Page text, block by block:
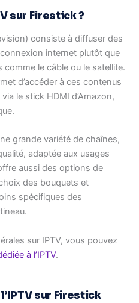
sur Firestick ?
consiste à diffuser des
internet plutôt que
le câble ou le satellite.
d’accéder à ces contenus
le stick HDMI d’Amazon,
grande variété de chaînes,
adaptée aux usages
aussi des options de
des bouquets et
spécifiques des
sur IPTV, vous pouvez
à l’IPTV.
sur Firestick